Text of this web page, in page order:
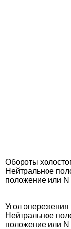
Обороты
Нейтральное
положение или
Угол опережения
Нейтральное
положение или